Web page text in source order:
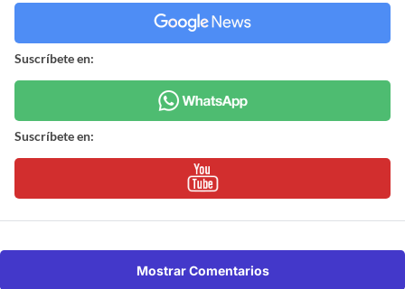
Suscríbete en:
Suscríbete en:
Mostrar Comentarios